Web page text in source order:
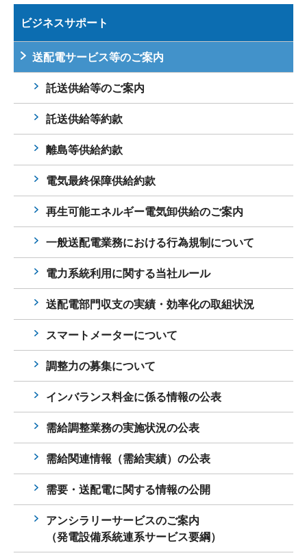
ビジネスサポート
送配電サービス等のご案内
託送供給等のご案内
託送供給等約款
離島等供給約款
電気最終保障供給約款
再生可能エネルギー電気卸供給のご案内
一般送配電業務における行為規制について
電力系統利用に関する当社ルール
送配電部門収支の実績・効率化の取組状況
スマートメーターについて
調整力の募集について
インバランス料金に係る情報の公表
需給調整業務の実施状況の公表
需給関連情報（需給実績）の公表
需要・送配電に関する情報の公開
アンシラリーサービスのご案内
（発電設備系統連系サービス要綱）